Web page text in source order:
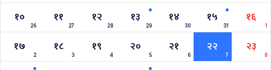
१०
26
११
27
१२
28
१३
29
१४
30
१५
31
१६
1
१७
2
१८
3
१९
4
२०
5
२१
6
२२
7
२३
8